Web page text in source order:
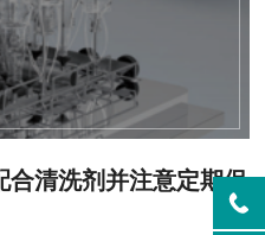
合清洗剂并注意定期保